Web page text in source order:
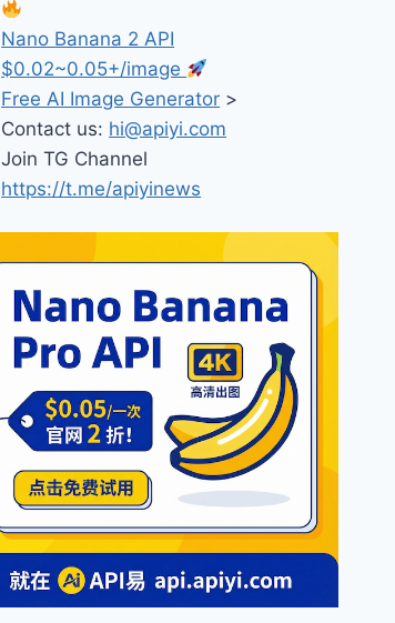
Nano Banana 2 API
$0.02~0.05+/image
Free AI Image Generator >
Contact us: hi@apiyi.com
Join TG Channel
https://t.me/apiyinews